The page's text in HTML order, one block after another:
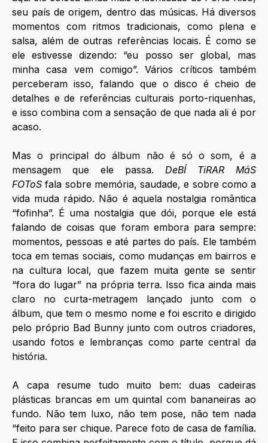
seu país de origem, dentro das músicas. Há diversos
momentos com ritmos tradicionais, como plena e
salsa, além de outras referências locais. É como se
ele estivesse dizendo: “eu posso ser global, mas
minha casa vem comigo”. Vários críticos também
perceberam isso, falando que o disco é cheio de
detalhes e de referências culturais porto-riquenhas,
e isso combina com a sensação de que nada ali é por
acaso.
Mas o principal do álbum não é só o som, é a
mensagem que ele passa. DeBÍ TiRAR MáS
FOToS fala sobre memória, saudade, e sobre como a
vida muda rápido. Não é aquela nostalgia romântica
“fofinha”. É uma nostalgia que dói, porque ele está
falando de coisas que foram embora para sempre:
momentos, pessoas e até partes do país. Ele também
toca em temas sociais, como mudanças em bairros e
na cultura local, que fazem muita gente se sentir
“fora do lugar” na própria terra. Isso fica ainda mais
claro no curta-metragem lançado junto com o
álbum, que tem o mesmo nome e foi escrito e dirigido
pelo próprio Bad Bunny junto com outros criadores,
usando fotos e lembranças como parte central da
história.
A capa resume tudo muito bem: duas cadeiras
plásticas brancas em um quintal com bananeiras ao
fundo. Não tem luxo, não tem pose, não tem nada
“feito para ser chique. Parece foto de casa de família.